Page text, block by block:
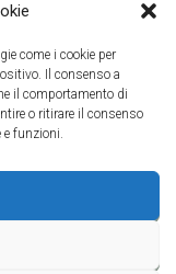
come i cookie per
Il consenso a
il comportamento di
o ritirare il consenso
e funzioni.